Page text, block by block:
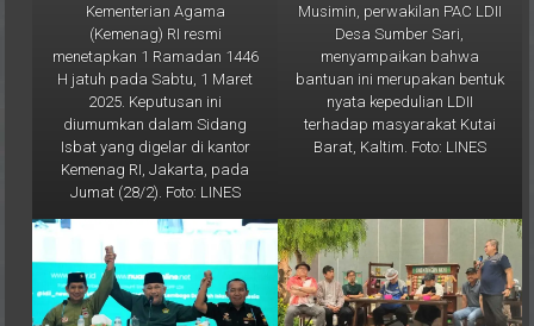
Kementerian Agama
(Kemenag) RI resmi
menetapkan 1 Ramadan 1446
H jatuh pada Sabtu, 1 Maret
2025. Keputusan ini
diumumkan dalam Sidang
Isbat yang digelar di kantor
Kemenag RI, Jakarta, pada
Jumat (28/2). Foto: LINES
Musimin, perwakilan PAC LDII
Desa Sumber Sari,
menyampaikan bahwa
bantuan ini merupakan bentuk
nyata kepedulian LDII
terhadap masyarakat Kutai
Barat, Kaltim. Foto: LINES